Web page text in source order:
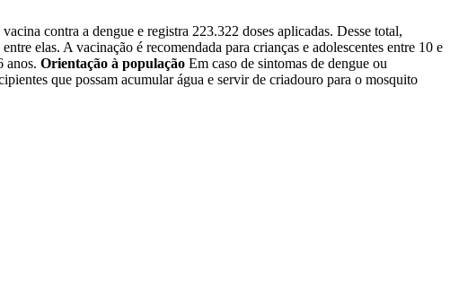
contra a dengue e registra 223.322 doses aplicadas. Desse total,
elas. A vacinação é recomendada para crianças e adolescentes entre 10 e
anos. Orientação à população Em caso de sintomas de dengue ou
que possam acumular água e servir de criadouro para o mosquito